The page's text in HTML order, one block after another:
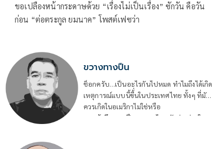
ขอเปลืองหน้ากระดาษด้วย “เรื่องไม่เป็นเรื่อง” ซักวัน คือวัน
ก่อน “ต่อตระกูล ยมนาค” โพสต์เฟซว่า
ขวางทางปืน
ช็อกครับ…เป็นอะไรกันไปหมด ทำไมถึงได้เกิด
เหตุการณ์แบบนี้ขึ้่นในประเทศไทย ทั้งๆ ที่มัน
ควรเกิดในอเมริกาไม่ใช่หรือ
การเข้าถึงอาวุธปืนของคนไทยมันช่างง่ายในทุก